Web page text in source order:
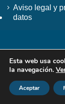
Aviso legal y
datos
Esta web usa
la navegación.
Aceptar